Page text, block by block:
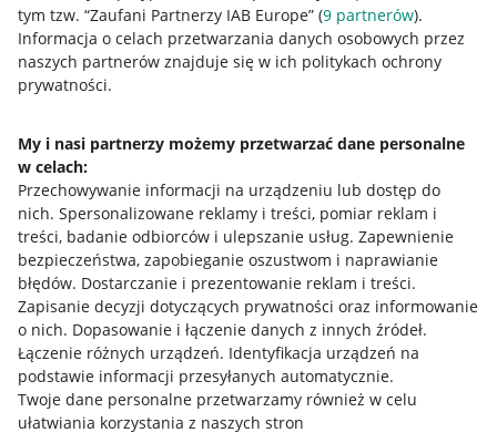
tym tzw. “Zaufani Partnerzy IAB Europe” (9 partnerów).
Informacja o celach przetwarzania danych osobowych przez
naszych partnerów znajduje się w ich politykach ochrony
prywatności.
My i nasi partnerzy możemy przetwarzać dane personalne
w celach:
Przechowywanie informacji na urządzeniu lub dostęp do
nich. Spersonalizowane reklamy i treści, pomiar reklam i
treści, badanie odbiorców i ulepszanie usług. Zapewnienie
bezpieczeństwa, zapobieganie oszustwom i naprawianie
błędów. Dostarczanie i prezentowanie reklam i treści.
Zapisanie decyzji dotyczących prywatności oraz informowanie
o nich. Dopasowanie i łączenie danych z innych źródeł.
Łączenie różnych urządzeń. Identyfikacja urządzeń na
podstawie informacji przesyłanych automatycznie.
Twoje dane personalne przetwarzamy również w celu
ułatwiania korzystania z naszych stron
Jak to działa
Napisz do nas
Allegro Gadane dla kupujących
Mapa miejscowości
Informacje prawne
Regulamin
Polityka plików "cookies"
Ustawienia plików "cookies"
Udostępnianie lokalizacji